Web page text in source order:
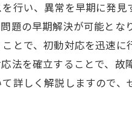
迅
行い、異常を早期に発
題の早期解決が可能と
とで、初動対応を迅速
法を確立することで、
詳しく解説しますので、